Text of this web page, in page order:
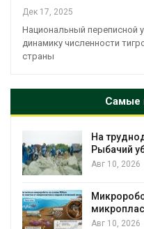
Дек 17, 2025
Национальный переписной
динамику численности
страны
Самые
На
Рыбачий
Авг 10, 2026
Авг 10, 2026